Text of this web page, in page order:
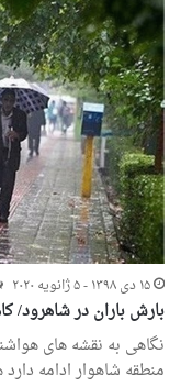
۱۵ دی ۱۳۹۸ - ۵ ژانویه ۲۰۲۰
بارش باران در شاهرود/
نگاهی به نقشه های
منطقه شاهوار ادامه